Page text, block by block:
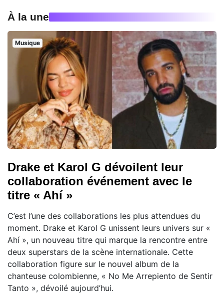
À la une
Musique
Drake et Karol G dévoilent leur
collaboration événement avec le
titre « Ahí »
C’est l’une des collaborations les plus attendues du
moment. Drake et Karol G unissent leurs univers sur «
Ahí », un nouveau titre qui marque la rencontre entre
deux superstars de la scène internationale. Cette
collaboration figure sur le nouvel album de la
chanteuse colombienne, « No Me Arrepiento de Sentir
Tanto », dévoilé aujourd’hui.